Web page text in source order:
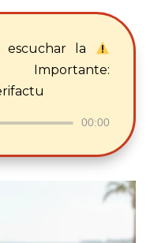
escuchar la
00:00